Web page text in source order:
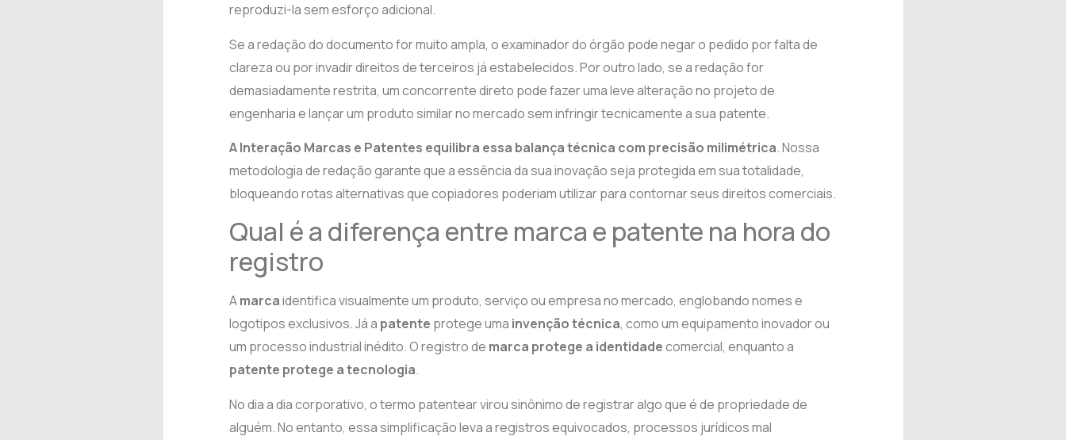
reproduzi-la sem esforço adicional.
Se a redação do documento for muito ampla, o examinador do órgão pode negar o pedido por falta de
clareza ou por invadir direitos de terceiros já estabelecidos. Por outro lado, se a redação for
demasiadamente restrita, um concorrente direto pode fazer uma leve alteração no projeto de
engenharia e lançar um produto similar no mercado sem infringir tecnicamente a sua patente.
A Interação Marcas e Patentes equilibra essa balança técnica com precisão milimétrica. Nossa
metodologia de redação garante que a essência da sua inovação seja protegida em sua totalidade,
bloqueando rotas alternativas que copiadores poderiam utilizar para contornar seus direitos comerciais.
Qual é a diferença entre marca e patente na hora do
registro
Amarcaidentifica visualmente um produto, serviço ou empresa no mercado, englobando nomes e
logotipos exclusivos. Já a patente protege uma invenção técnica, como um equipamento inovador ou
um processo industrial inédito. O registro de marca protege a identidadecomercial, enquanto a
patente protege a tecnologia.
No dia a dia corporativo, o termo patentear virou sinônimo de registrar algo que é de propriedade de
alguém. No entanto, essa simplificação leva a registros equivocados, processos jurídicos mal